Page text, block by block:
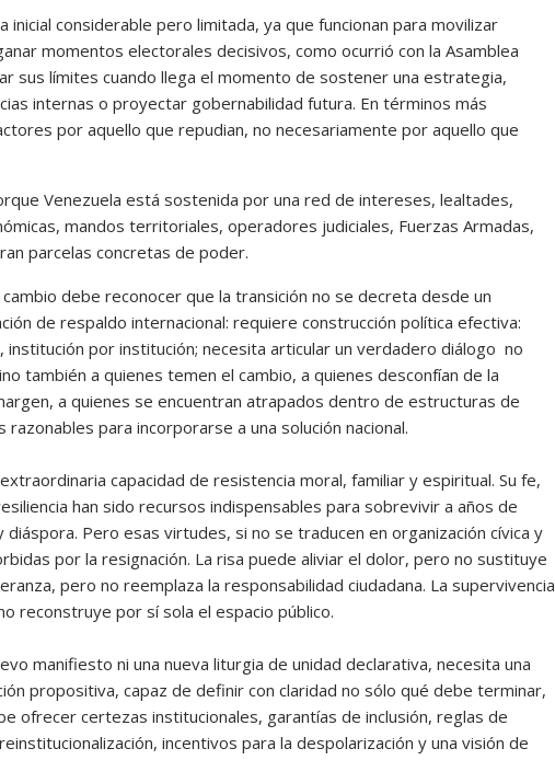
inicial considerable pero limitada, ya que funcionan para movilizar
momentos electorales decisivos, como ocurrió con la Asamblea
sus límites cuando llega el momento de sostener una estrategia,
internas o proyectar gobernabilidad futura. En términos más
por aquello que repudian, no necesariamente por aquello que
Venezuela está sostenida por una red de intereses, lealtades,
mandos territoriales, operadores judiciales, Fuerzas Armadas,
parcelas concretas de poder.
debe reconocer que la transición no se decreta desde un
de respaldo internacional: requiere construcción política efectiva:
por institución; necesita articular un verdadero diálogo no
también a quienes temen el cambio, a quienes desconfían de la
a quienes se encuentran atrapados dentro de estructuras de
para incorporarse a una solución nacional.
capacidad de resistencia moral, familiar y espiritual. Su fe,
han sido recursos indispensables para sobrevivir a años de
Pero esas virtudes, si no se traducen en organización cívica y
por la resignación. La risa puede aliviar el dolor, pero no sustituye
pero no reemplaza la responsabilidad ciudadana. La supervivencia
reconstruye por sí sola el espacio público.
manifiesto ni una nueva liturgia de unidad declarativa, necesita una
propositiva, capaz de definir con claridad no sólo qué debe terminar,
ofrecer certezas institucionales, garantías de inclusión, reglas de
incentivos para la despolarización y una visión de